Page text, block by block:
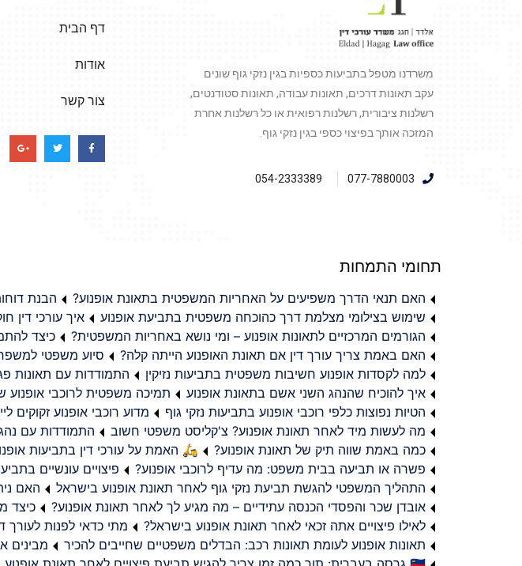
משרדנו מטפל בתביעות כספיות בגין נזקי גוף שונים
עקב תאונות דרכים, תאונות עבודה, תאונות סטודנטים,
רשלנות ציבורית, רשלנות רפואית או כל רשלנות אחרת
המזכה אותך בפיצוי כספי בגין נזקי גוף.
077-7880003
054-2333389
דף הבית
אודות
צור קשר
תחומי התמחות
האם תנאי הדרך משפיעים על האחריות המשפטית בתאונת אופנוע?
הבנת
שימוש בצילומי מצלמת דרך כהוכחה משפטית בתביעת אופנוע
איך עורכי דין
הגורמים המרכזיים לתאונות אופנוע – ומי נושא באחריות המשפטית?
כיצד
האם באמת צריך עורך דין אם תאונת האופנוע הייתה קלה?
סיוע משפטי
למה לקסדות אופנוע חשיבות משפטית בתביעות נזיקין
התמודדות עם תאונות
איך להוכיח שהנהג השני אשם בתאונת אופנוע
תמיכה משפטית לרוכבי אופנוע
הטיות נפוצות כלפי רוכבי אופנוע בתביעות נזקי גוף
מדוע רוכבי אופנוע זקוקים
מה לעשות מיד לאחר תאונת אופנוע? צ'קליסט משפטי חשוב
התמודדות עם
כמה באמת שווה תיק של תאונת אופנוע?
🛵 האמת על עורכי דין בתביעות
פשרה או תביעה בבית משפט: מה עדיף לרוכבי אופנוע?
פיצויים עונשיים
התהליך המשפטי להגשת תביעת נזקי גוף לאחר תאונת אופנוע בישראל
האם
אובדן שכר והפסדי הכנסה עתידיים – מה מגיע לך לאחר תאונת אופנוע?
כיצד
לאילו פיצויים אתה זכאי לאחר תאונת אופנוע בישראל?
מתי כדאי לפנות לעורך
תאונות אופנוע לעומת תאונות רכב: הבדלים משפטיים שחייבים להכיר
מבינים